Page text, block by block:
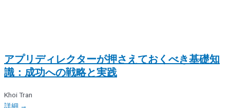
アプリディレクターが押さえておくべき基礎知
識：成功への戦略と実践
Khoi Tran
詳細 →